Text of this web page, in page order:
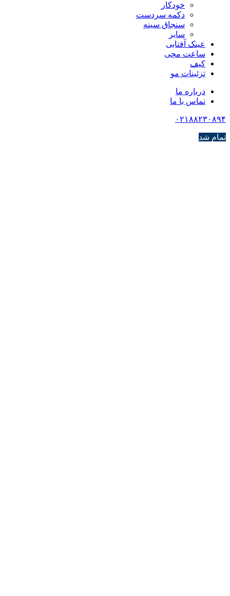
خودکار
دکمه سردست
سنجاق سینه
سایر
عینک آفتابی
ساعت مچی
کیف
تزئینات مو
درباره ما
تماس با ما
۰۲۱۸۸۲۳۰۸۹۴
تمام شد